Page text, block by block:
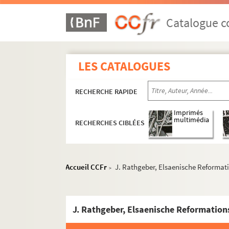
Catalogue
LES CATALOGUES
RECHERCHE RAPIDE
RECHERCHES CIBLÉES
Imprimés
multimédia
Accueil CCFr > J. Rathgeber, Elsaenische
J. Rathgeber, Elsaenische
MS 1384-1412. Etudes critiques de Rodolphe
MS 1384. Etudes critiques tirées de la
MS 1386. Etudes historiques, littéraires
MS 1387. Etudes historiques, littéraires
MS 1388. Etudes historiques, littéraires
MS 1389. Etudes historiques et
MS 1390. Etudes historiques, critiques
MS 1391. Etudes historiques publiées
Un drame philosophique de M. Renan